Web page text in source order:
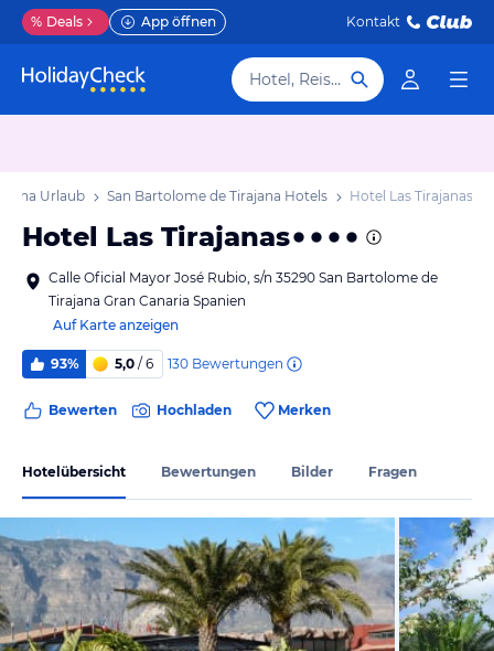
% Deals App öffnen Kontakt
Hotel, Reiseziel
Urlaub San Bartolome de Tirajana Hotels Hotel Las Tirajanas
Hotel Las Tirajanas
Calle Oficial Mayor José Rubio, s/n 35290 San Bartolome de
Tirajana Gran Canaria Spanien
Auf Karte anzeigen
93% 5,0 / 6 130 Bewertungen
Bewerten Hochladen Merken
Hotelübersicht Bewertungen Bilder Fragen